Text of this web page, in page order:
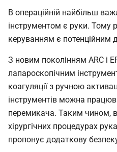
В операційній найбільш
інструментом є руки. Тому
керуванням є потенційним
З новим поколінням ARC і
лапароскопічним
коагуляції з ручною
інструментів можна
перемикача. Таким чином,
хірургічних процедурах
пропонує додаткову